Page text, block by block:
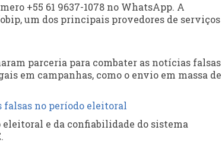
+55 61 9637-1078 no WhatsApp. A
um dos principais provedores de serviços
parceria para combater as notícias falsas
em campanhas, como o envio em massa de
falsas no período eleitoral
e da confiabilidade do sistema